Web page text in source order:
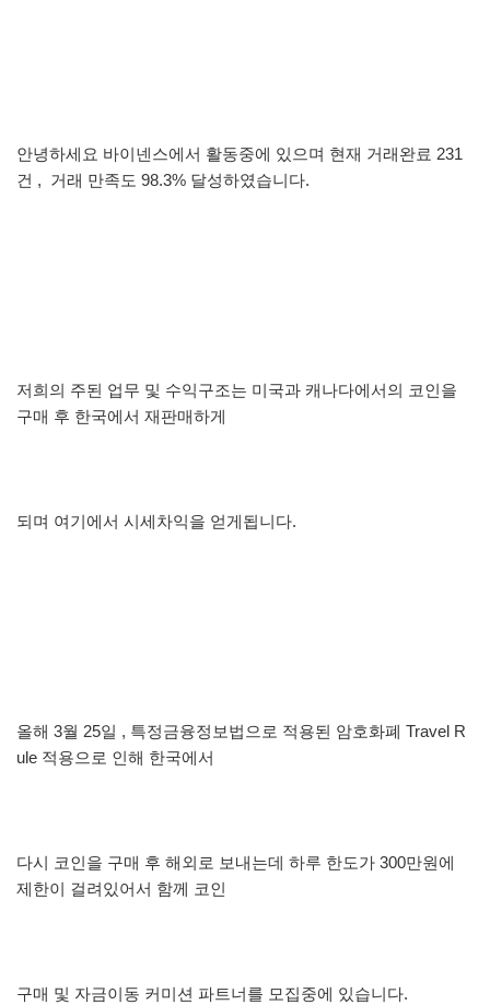
안녕하세요 바이넨스에서 활동중에 있으며 현재 거래완료 231
건 , 거래 만족도 98.3% 달성하였습니다.
저희의 주된 업무 및 수익구조는 미국과 캐나다에서의 코인을
구매 후 한국에서 재판매하게
되며 여기에서 시세차익을 얻게됩니다.
올해 3월 25일 , 특정금융정보법으로 적용된 암호화폐 Travel R
ule 적용으로 인해 한국에서
다시 코인을 구매 후 해외로 보내는데 하루 한도가 300만원에
제한이 걸려있어서 함께 코인
구매 및 자금이동 커미션 파트너를 모집중에 있습니다.